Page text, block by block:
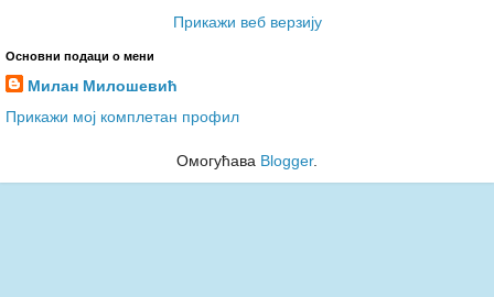
Прикажи веб верзију
Основни подаци о мени
Милан Милошевић
Прикажи мој комплетан профил
Омогућава Blogger.